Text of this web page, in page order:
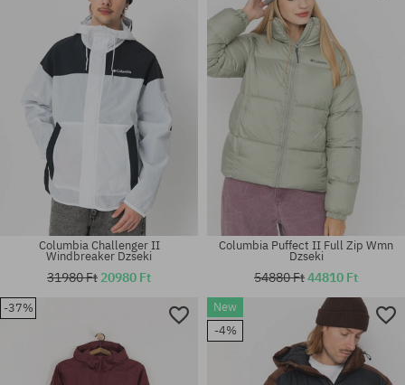
S; M
Elérhető méretek:
Elérhető méretek:
XS; S
Columbia Challenger II
Windbreaker Dzseki
31980 Ft 20980 Ft
Columbia Puffect II Full Zip Wmn
Dzseki
54880 Ft44810 Ft
-37%
New
-4%